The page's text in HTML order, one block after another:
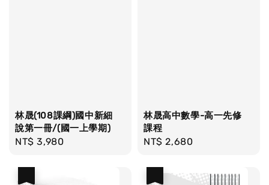
林晟(108課綱)國中新細
說第一冊/(國一上學期)
Regular
NT$ 3,980
林晟高中數學-高一先修
課程
Regular
NT$ 2,680